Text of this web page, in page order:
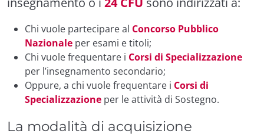
Chi vuole partecipare al Concorso Pubblico
Nazionale per esami e titoli;
Chi vuole frequentare i Corsi di Specializzazione
per l’insegnamento secondario;
Oppure, a chi vuole frequentare i Corsi di
Specializzazione per le attività di Sostegno.
La modalità di acquisizione